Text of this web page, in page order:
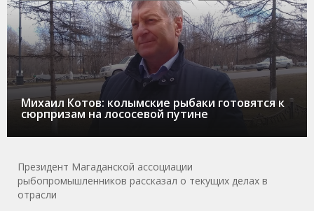
Михаил Котов: колымские рыбаки готовятся к
сюрпризам на лососевой путине
Президент Магаданской ассоциации
рыбопромышленников рассказал о текущих делах в
отрасли